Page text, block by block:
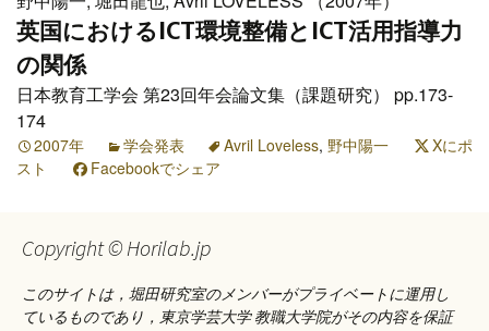
英国におけるICT環境整備とICT活用指導力
の関係
日本教育工学会 第23回年会論文集（課題研究） pp.173-
174
2007年 学会発表 Avril Loveless, 野中陽一
Xにポ
スト
Facebookでシェア
Copyright © Horilab.jp
このサイトは，堀田研究室のメンバーがプライベートに運用し
ているものであり，東京学芸大学 教職大学院がその内容を保証